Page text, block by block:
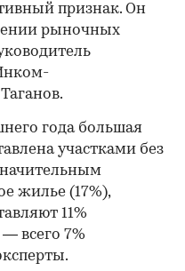
признак. Он
рыночных
года большая
участками без
жилье (17%),
11%
всего 7%